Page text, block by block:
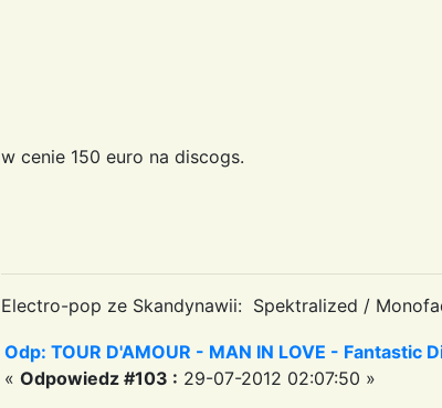
w cenie 150 euro na discogs.
Electro-pop ze Skandynawii: Spektralized /
Odp: TOUR D'AMOUR - MAN IN LOVE - Fantastic
« Odpowiedz #103 : 29-07-2012 02:07:50 »